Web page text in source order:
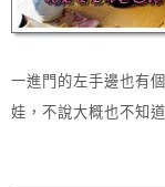
一進門的左手邊也有
娃，不說大概也不知